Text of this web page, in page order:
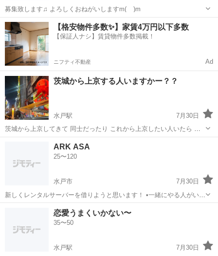
募集致します♫ よろしくおねがいしますm(__)m
茨城 水戸市 友達
【格安物件多数✨】家賃4万円以下多数
【保証人ナシ】賃貸物件多数掲載！
ニフティ不動産 Ad
茨城から上京する人いますかー？？
水戸駅
7月30日
茨城から上京してきて 同士だったり これから上京したい人いたら 話
したいです！🐰💓
ARK ASA
25〜120
水戸市
7月30日
新しくレンタルサーバーを借りようと思います！ •一緒にやる人がいれ
ばやりたい方 •野良で入りにくくてソロで遊んでいる方 •やっぱゲーム
するならVCしながらが良い！と思う方 •1人で無表情でプレイしてる方
•これから買ってや...
水戸市 ゲーム/アプリ
恋愛うまくいかない〜
35〜50
水戸駅
7月30日